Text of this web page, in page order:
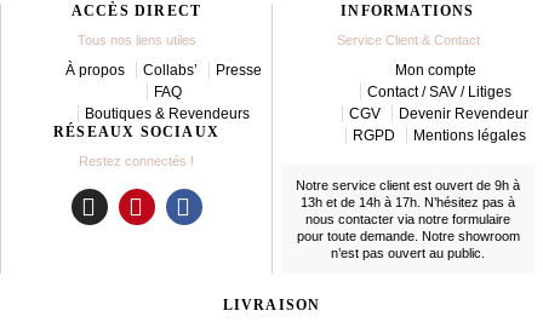
ACCÈS DIRECT
Tous nos liens utiles
À propos Collabs’
Presse
FAQ
Boutiques & Revendeurs
RÉSEAUX SOCIAUX
Restez connectés !
I
P
F
INFORMATIONS
Service Client & Contact
Mon compte
Contact / SAV / Litiges
CGV
Devenir Revendeur
RGPD
Mentions légales
Notre service client est ouvert de 9h à
13h et de 14h à 17h. N’hésitez pas à
nous contacter via notre formulaire
pour toute demande. Notre showroom
n’est pas ouvert au public.
LIVRAISON